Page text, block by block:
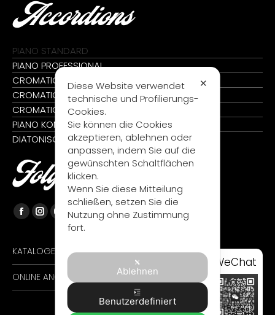
WeChat
Accordions
PIANO STANDARD
PIANO PROFESSIONAL
CROMATIC STANDARD
CROMATIC PROFESSIONAL
CROMATIC KONVERTER
PIANO KONVERTER
DIATONISCH
Folge uns
Facebook
opens
in
new
Instagram
opens
in
new
YouTube
page
opens
new
KATALOGE >
ONLINE ANGEBOT >
✕
Diese Website verwendet
technische und Profilierungs-
Cookies.
Sie können die Cookies
akzeptieren, ablehnen oder
anpassen, indem Sie auf die
gewünschten Schaltflächen
klicken.
Wenn Sie diese Mitteilung
schließen, setzen Sie die
Nutzung ohne Zustimmung
fort.
Ablehnen
Benutzerdefiniert